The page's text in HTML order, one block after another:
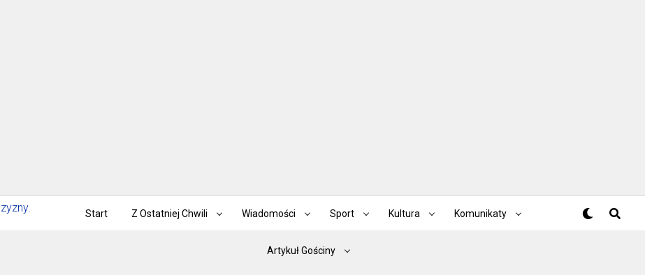
Start Z Ostatniej Chwili Wiadomości Sport Kultura Komunikaty
Artykuł Gościny